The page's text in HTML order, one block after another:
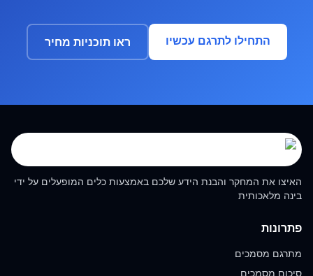
התחילו לתרגם עכשיו ראו תוכניות מחיר
האיצו את המחקר והבנת הידע שלכם באמצעות כלים המופעלים על ידי
בינה מלאכותית
פתרונות
מתרגם מסמכים
סיכום מסמכים